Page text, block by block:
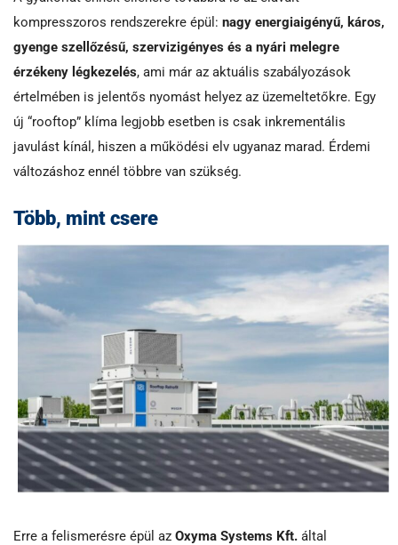
kompresszoros rendszerekre épül: nagy energiaigényű, káros,
gyenge szellőzésű, szervizigényes és a nyári melegre
érzékeny légkezelés, ami már az aktuális szabályozások
értelmében is jelentős nyomást helyez az üzemeltetőkre. Egy
új “rooftop” klíma legjobb esetben is csak inkrementális
javulást kínál, hiszen a működési elv ugyanaz marad. Érdemi
változáshoz ennél többre van szükség.
Több, mint csere
Erre a felismerésre épül az Oxyma Systems Kft. által